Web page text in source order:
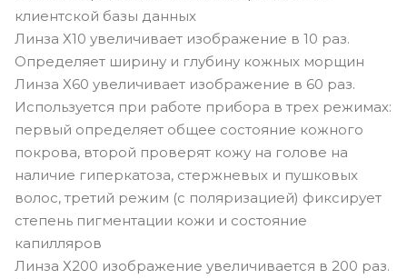
клиентской базы данных
Линза Х10 увеличивает изображение в 10 раз.
Определяет ширину и глубину кожных морщин
Линза Х60 увеличивает изображение в 60 раз.
Используется при работе прибора в трех режимах:
первый определяет общее состояние кожного
покрова, второй проверят кожу на голове на
наличие гиперкатоза, стержневых и пушковых
волос, третий режим (с поляризацией) фиксирует
степень пигментации кожи и состояние
капилляров
Линза Х200 изображение увеличивается в 200 раз.